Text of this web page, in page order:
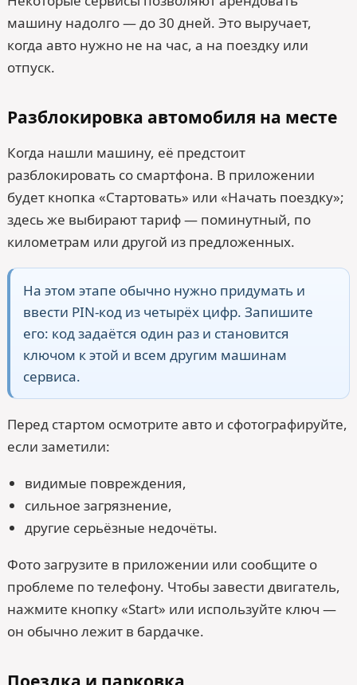
машину надолго — до 30 дней. Это выручает,
когда авто нужно не на час, а на поездку или
отпуск.
Разблокировка автомобиля на месте
Когда нашли машину, её предстоит
разблокировать со смартфона. В приложении
будет кнопка «Стартовать» или «Начать поездку»;
здесь же выбирают тариф — поминутный, по
километрам или другой из предложенных.
На этом этапе обычно нужно придумать и
ввести PIN-код из четырёх цифр. Запишите
его: код задаётся один раз и становится
ключом к этой и всем другим машинам
сервиса.
Перед стартом осмотрите авто и сфотографируйте,
если заметили:
видимые повреждения,
сильное загрязнение,
другие серьёзные недочёты.
Фото загрузите в приложении или сообщите о
проблеме по телефону. Чтобы завести двигатель,
нажмите кнопку «Start» или используйте ключ —
он обычно лежит в бардачке.